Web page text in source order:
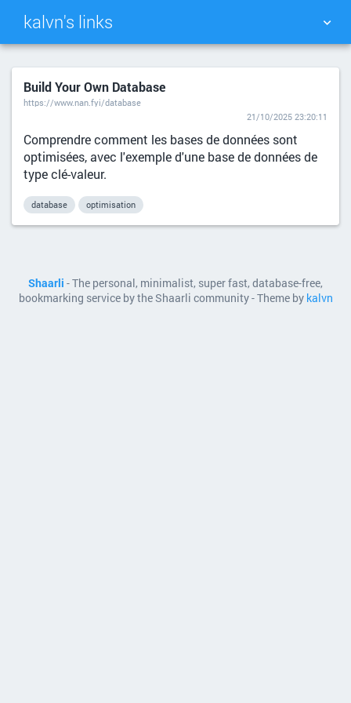
kalvn's links
TAG CLOUD PICTURE WALL
SEARCH
Build Your Own Database
https://www.nan.fyi/database
21/10/2025 23:20:11
Comprendre comment les bases de données sont
optimisées, avec l'exemple d'une base de données de
type clé-valeur.
database optimisation
Shaarli - The personal, minimalist, super fast, database-free,
bookmarking service by the Shaarli community - Theme by kalvn